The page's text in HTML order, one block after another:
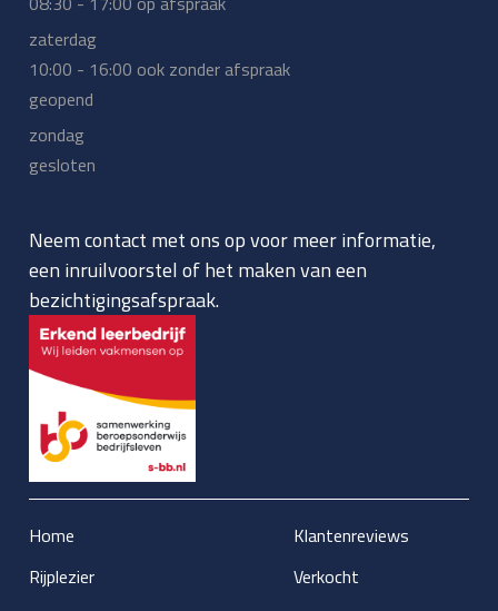
zaterdag
10:00 - 16:00 ook zonder afspraak
geopend
zondag
gesloten
Neem contact met ons op voor meer informatie,
een inruilvoorstel of het maken van een
bezichtigingsafspraak.
Home
Rijplezier
Klantenreviews
Verkocht